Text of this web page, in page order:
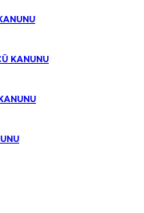
KANUNU
42,5 saat çalıştığını
eğer fazla
esas alınan bilirkişi
hükme esas alınan
incelemesinden
sayılarak günlük 30
sayılı kararında
“…Somut
kabul edilerek
gerekirken yazılı